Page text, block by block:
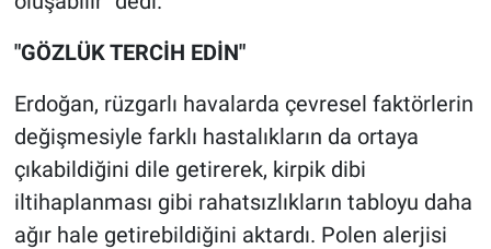
"GÖZLÜK TERCİH EDİN"
Erdoğan, rüzgarlı havalarda çevresel faktörlerin
değişmesiyle farklı hastalıkların da ortaya
çıkabildiğini dile getirerek, kirpik dibi
iltihaplanması gibi rahatsızlıkların tabloyu daha
ağır hale getirebildiğini aktardı. Polen alerjisi